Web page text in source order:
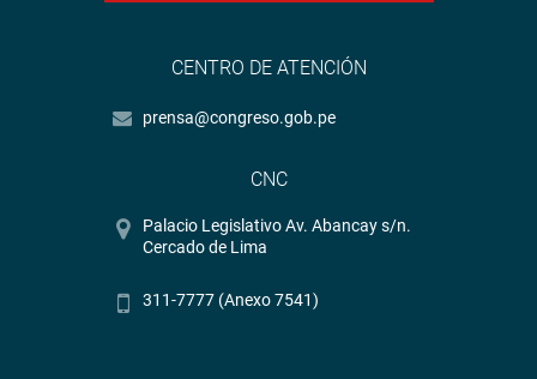
CENTRO DE ATENCIÓN
prensa@congreso.gob.pe
CNC
Palacio Legislativo Av. Abancay s/n.
Cercado de Lima
311-7777 (Anexo 7541)